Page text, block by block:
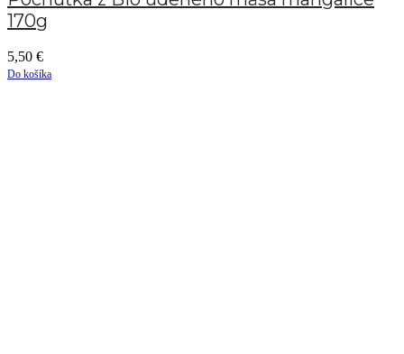
170g
5,50 €
Do košíka